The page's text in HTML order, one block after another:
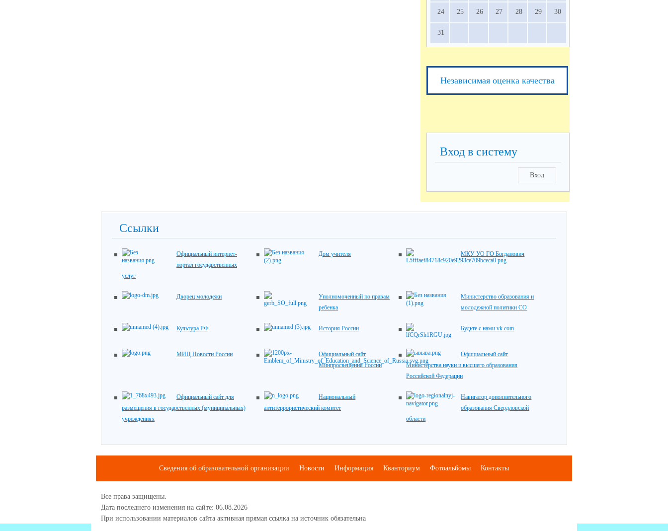
24 25 26 27 28 29 30
31
Независимая оценка качества
Вход в систему
Вход
Ссылки
Официальный интернет-
портал государственных
услуг
Дом учителя МКУ УО ГО Богданович
Дворец молодежи
Уполномоченный по правам
ребенка
Министерство образования и
молодежной политики СО
Культура.РФ История России Будьте с нами vk.com
МИЦ Новости России
Официальный сайт
Минпросвещения России
Официальный сайт
Министерства науки и высшего образования
Российской Федерации
Официальный сайт для
размещения в государственных (муниципальных)
учреждениях
Национальный
антитеррористический комитет
Навигатор дополнительного
образования Свердловской
области
Сведения об образовательной организации Новости Информация Кванториум Фотоальбомы Контакты
Все права защищены.
Дата последнего изменения на сайте: 06.08.2026
При использовании материалов сайта активная прямая ссылка на источник обязательна